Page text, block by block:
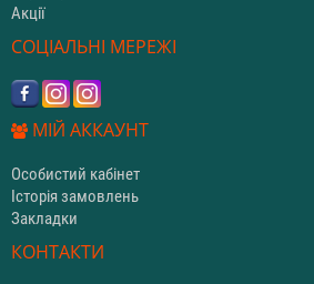
Акції
СОЦІАЛЬНІ МЕРЕЖІ
МІЙ АККАУНТ
Особистий кабінет
Історія замовлень
Закладки
КОНТАКТИ